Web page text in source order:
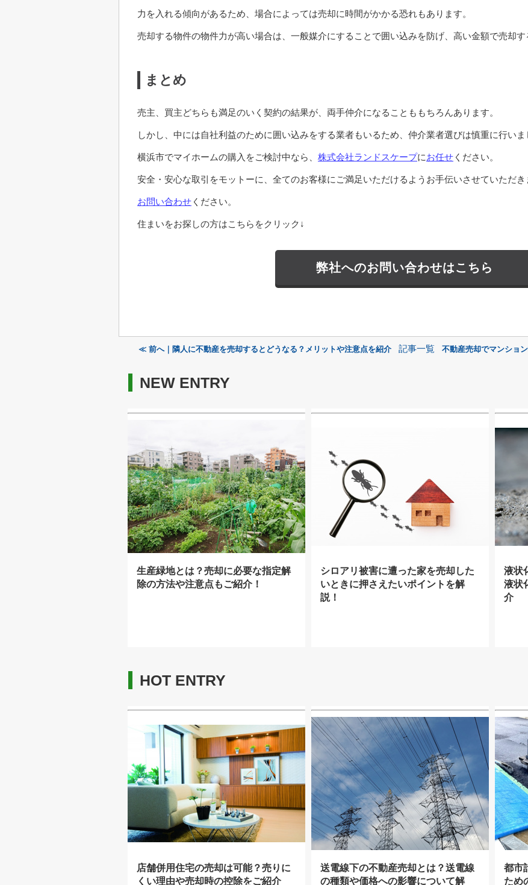
力を入れる傾向があるため、場合によっては売却に時間がかかる恐れもあります。
売却する物件の物件力が高い場合は、一般媒介にすることで囲い込みを防げ、高い金額で売却す
まとめ
売主、買主どちらも満足のいく契約の結果が、両手仲介になることももちろんあります。
しかし、中には自社利益のために囲い込みをする業者もいるため、仲介業者選びは慎重に行いま
横浜市でマイホームの購入をご検討中なら、 株式会社ランドスケープにお任せ ください。
安全・安心な取引をモットーに、全てのお客様にご満足いただけるようお手伝いさせていただ
お問い合わせ ください。
住まいをお探しの方はこちらをクリック↓
弊社へのお問い合わせはこちら
≪ 前へ｜隣人に不動産を売却するとどうなる？メリットや注意点を紹介 記事一覧 不動産売却でマンショ
NEW ENTRY
生産緑地とは？売却に必要な指定解
除の方法や注意点もご紹介！
シロアリ被害に遭った家を売却した
いときに押さえたいポイントを解
説！
液状
液状
介
HOT ENTRY
店舗併用住宅の売却は可能？売りに
くい理由や売却時の控除をご紹介
送電線下の不動産売却とは？送電線
の種類や価格への影響について解
都市
ため